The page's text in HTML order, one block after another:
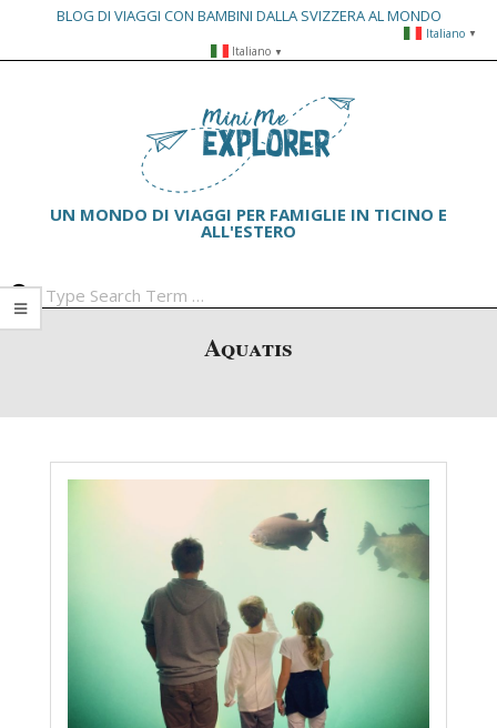
BLOG DI VIAGGI CON BAMBINI DALLA SVIZZERA AL MONDO
Italiano ▼
UN MONDO DI VIAGGI PER FAMIGLIE IN TICINO E
ALL'ESTERO
Aquatis
Italiano ▼